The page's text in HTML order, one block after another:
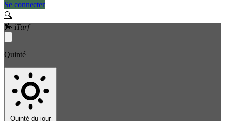
Se connecter
🔍
🏇 iTurf
Quinté
Quinté du jour